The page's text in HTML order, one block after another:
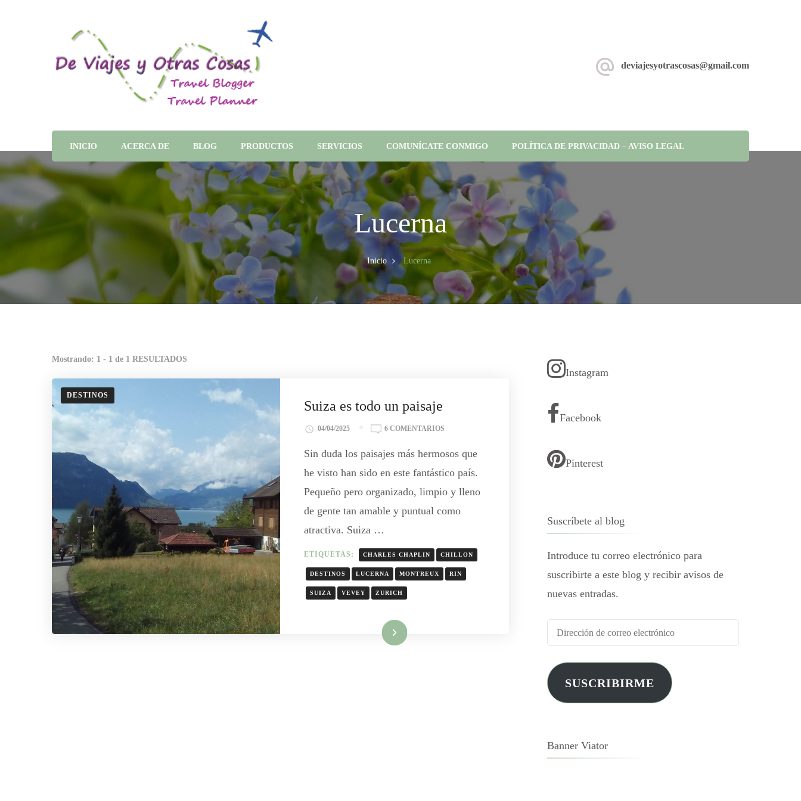
deviajesyotrascosas@gmail.com
INICIO ACERCA DE BLOG PRODUCTOS SERVICIOS COMUNÍCATE CONMIGO POLÍTICA DE PRIVACIDAD – AVISO LEGAL
Lucerna
Inicio Lucerna
Mostrando: 1 - 1 de 1 RESULTADOS
DESTINOS
Suiza es todo un paisaje
04/04/2025 6 COMENTARIOS
Sin duda los paisajes más hermosos que
he visto han sido en este fantástico país.
Pequeño pero organizado, limpio y lleno
de gente tan amable y puntual como
atractiva. Suiza …
ETIQUETAS: CHARLES CHAPLIN CHILLON
DESTINOS LUCERNA MONTREUX RIN
SUIZA VEVEY ZURICH
Leer más
Instagram
Facebook
Pinterest
Suscríbete al blog
Introduce tu correo electrónico para
suscribirte a este blog y recibir avisos de
nuevas entradas.
SUSCRIBIRME
Banner Viator